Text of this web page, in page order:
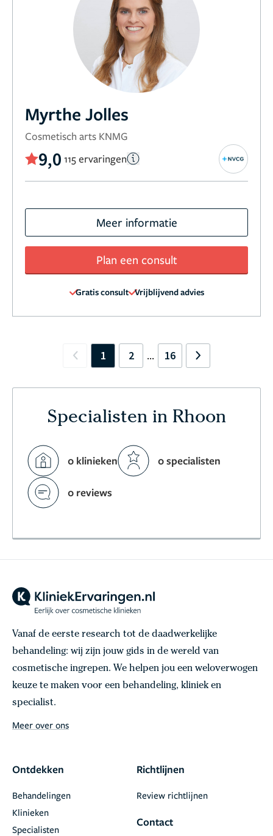
Myrthe Jolles
Cosmetisch arts KNMG
9,0 115 ervaringen
Meer informatie
Plan een consult
Gratis consult Vrijblijvend advies
Previous
1 2 ... 16 Next
Specialisten in Rhoon
0 klinieken 0 specialisten
0 reviews
Vanaf de eerste research tot de daadwerkelijke
behandeling: wij zijn jouw gids in de wereld van
cosmetische ingrepen. We helpen jou een weloverwogen
keuze te maken voor een behandeling, kliniek en
specialist.
Meer over ons
Ontdekken
Behandelingen
Klinieken
Specialisten
Richtlijnen
Review richtlijnen
Contact